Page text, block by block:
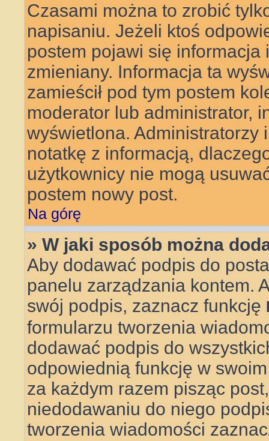
Czasami można to zrobić
napisaniu. Jeżeli ktoś
postem pojawi się informacja
zmieniany. Informacja ta
zamieścił pod tym postem
moderator lub administrator,
wyświetlona. Administratorzy
notatkę z informacją,
użytkownicy nie mogą
postem nowy post.
Na górę
» W jaki sposób można
Aby dodawać podpis do
panelu zarządzania kontem.
swój podpis, zaznacz funkcję
formularzu tworzenia
dodawać podpis do
odpowiednią funkcję w
za każdym razem pisząc
niedodawaniu do niego
tworzenia wiadomości